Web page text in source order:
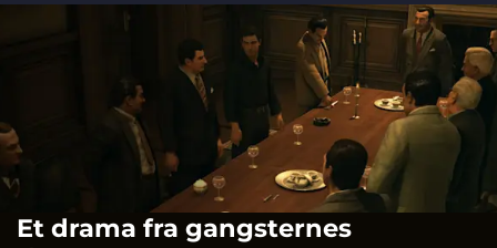
Et drama fra gangsternes